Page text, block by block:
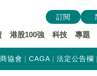
港股100強 科技 專題
訂閱
商協會 CAGA 法定公告欄